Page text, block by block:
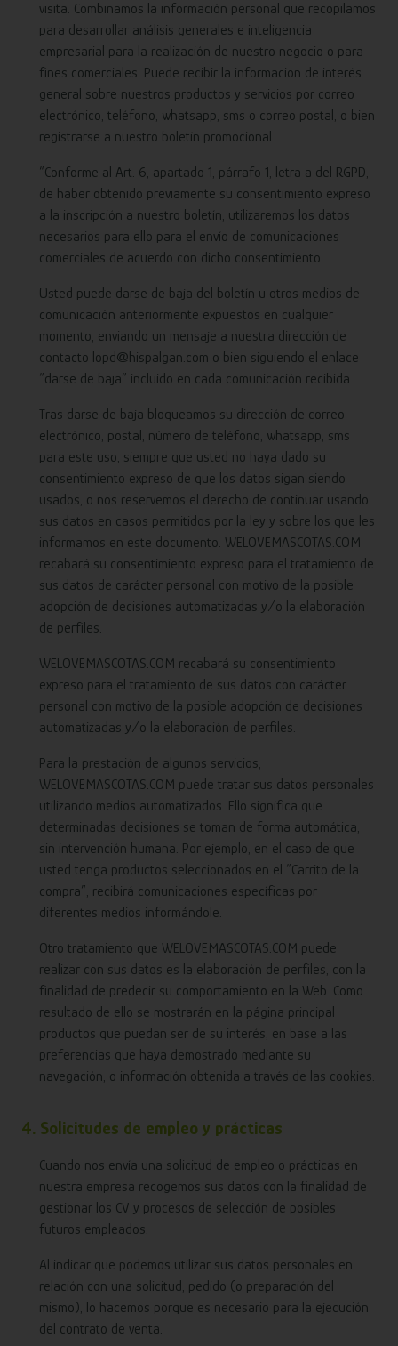
visita. Combinamos la información personal que recopilamos
para desarrollar análisis generales e inteligencia
empresarial para la realización de nuestro negocio o para
fines comerciales. Puede recibir la información de interés
general sobre nuestros productos y servicios por correo
electrónico, teléfono, whatsapp, sms o correo postal, o bien
registrarse a nuestro boletín promocional.
“Conforme al Art. 6, apartado 1, párrafo 1, letra a del RGPD,
de haber obtenido previamente su consentimiento expreso
a la inscripción a nuestro boletín, utilizaremos los datos
necesarios para ello para el envío de comunicaciones
comerciales de acuerdo con dicho consentimiento.
Usted puede darse de baja del boletín u otros medios de
comunicación anteriormente expuestos en cualquier
momento, enviando un mensaje a nuestra dirección de
contacto lopd@hispalgan.com o bien siguiendo el enlace
“darse de baja” incluido en cada comunicación recibida.
Tras darse de baja bloqueamos su dirección de correo
electrónico, postal, número de teléfono, whatsapp, sms
para este uso, siempre que usted no haya dado su
consentimiento expreso de que los datos sigan siendo
usados, o nos reservemos el derecho de continuar usando
sus datos en casos permitidos por la ley y sobre los que les
informamos en este documento. WELOVEMASCOTAS.COM
recabará su consentimiento expreso para el tratamiento de
sus datos de carácter personal con motivo de la posible
adopción de decisiones automatizadas y/o la elaboración
de perfiles.
WELOVEMASCOTAS.COM recabará su consentimiento
expreso para el tratamiento de sus datos con carácter
personal con motivo de la posible adopción de decisiones
automatizadas y/o la elaboración de perfiles.
Para la prestación de algunos servicios,
WELOVEMASCOTAS.COM puede tratar sus datos personales
utilizando medios automatizados. Ello significa que
determinadas decisiones se toman de forma automática,
sin intervención humana. Por ejemplo, en el caso de que
usted tenga productos seleccionados en el “Carrito de la
compra”, recibirá comunicaciones específicas por
diferentes medios informándole.
Otro tratamiento que WELOVEMASCOTAS.COM puede
realizar con sus datos es la elaboración de perfiles, con la
finalidad de predecir su comportamiento en la Web. Como
resultado de ello se mostrarán en la página principal
productos que puedan ser de su interés, en base a las
preferencias que haya demostrado mediante su
navegación, o información obtenida a través de las cookies.
4. Solicitudes de empleo y prácticas
Cuando nos envía una solicitud de empleo o prácticas en
nuestra empresa recogemos sus datos con la finalidad de
gestionar los CV y procesos de selección de posibles
futuros empleados.
Al indicar que podemos utilizar sus datos personales en
relación con una solicitud, pedido (o preparación del
mismo), lo hacemos porque es necesario para la ejecución
del contrato de venta.